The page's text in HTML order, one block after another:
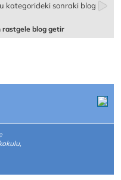
kategorideki sonraki blog
rastgele blog getir